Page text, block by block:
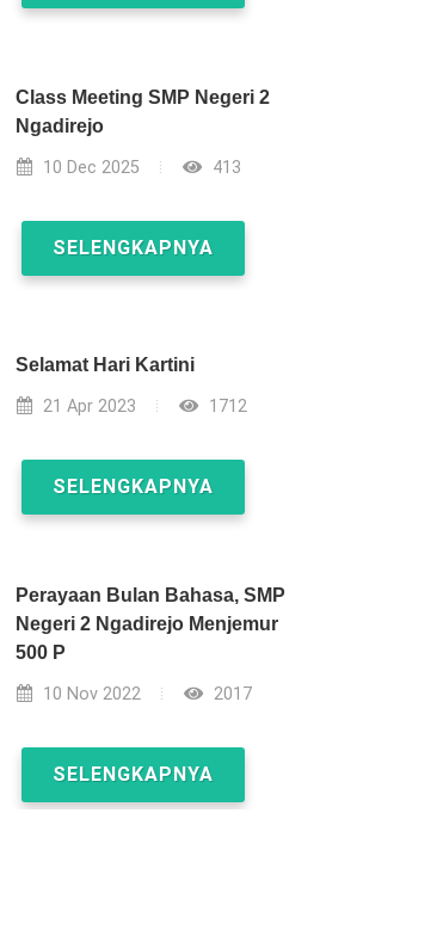
Class Meeting SMP Negeri 2
Ngadirejo
10 Dec 2025 413
SELENGKAPNYA
Selamat Hari Kartini
21 Apr 2023 1712
SELENGKAPNYA
Perayaan Bulan Bahasa, SMP
Negeri 2 Ngadirejo Menjemur
500 P
10 Nov 2022 2017
SELENGKAPNYA